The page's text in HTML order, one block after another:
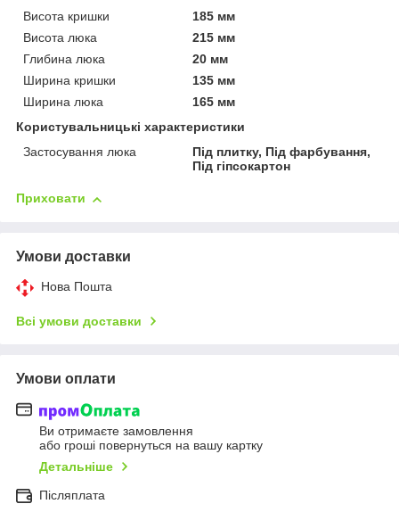
Висота кришки
185 мм
Висота люка
215 мм
Глибина люка
20 мм
Ширина кришки
135 мм
Ширина люка
165 мм
Користувальницькі характеристики
Застосування люка
Під плитку, Під фарбування,
Під гіпсокартон
Приховати
Умови доставки
Нова Пошта
Всі умови доставки
Умови оплати
Ви отримаєте замовлення
або гроші повернуться на вашу картку
Детальніше
Післяплата